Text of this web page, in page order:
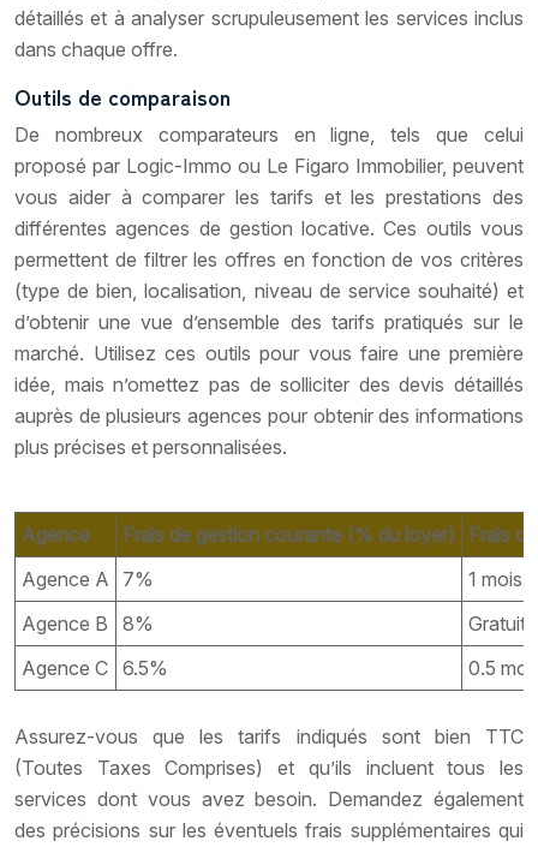
détaillés et à analyser scrupuleusement les services inclus
dans chaque offre.
Outils de comparaison
De nombreux comparateurs en ligne, tels que celui
proposé par Logic-Immo ou Le Figaro Immobilier, peuvent
vous aider à comparer les tarifs et les prestations des
différentes agences de gestion locative. Ces outils vous
permettent de filtrer les offres en fonction de vos critères
(type de bien, localisation, niveau de service souhaité) et
d’obtenir une vue d’ensemble des tarifs pratiqués sur le
marché. Utilisez ces outils pour vous faire une première
idée, mais n’omettez pas de solliciter des devis détaillés
auprès de plusieurs agences pour obtenir des informations
plus précises et personnalisées.
Agence Frais de gestion courante (% du loyer)
Frais
Agence A
7%
1 mois
Agence B
8%
Gratuit
Agence C 6.5% 0.5
Assurez-vous que les tarifs indiqués sont bien TTC
(Toutes Taxes Comprises) et qu’ils incluent tous les
services dont vous avez besoin. Demandez également
des précisions sur les éventuels frais supplémentaires qui